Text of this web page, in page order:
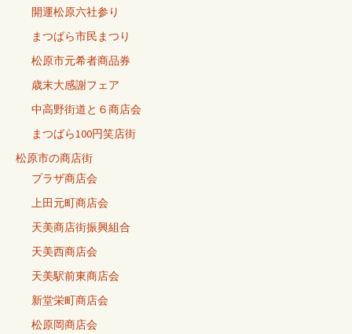
開運松原六社参り
まつばら市民まつり
松原市元希者商品券
歳末大感謝フェア
中高野街道と６商店会
まつばら100円笑店街
松原市の商店街
プラザ商店会
上田元町商店会
天美商店街振興組合
天美西商店会
天美駅前東商店会
新堂栄町商店会
松原岡商店会